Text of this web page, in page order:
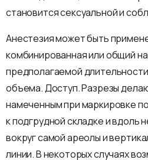
становится сексуальной и
Анестезия может быть
комбинированная или общий
предполагаемой
объема. Доступ. Разрезы
намеченным при маркировке
к подгрудной складке и вдоль
вокруг самой ареолы и
линии. В некоторых случаях